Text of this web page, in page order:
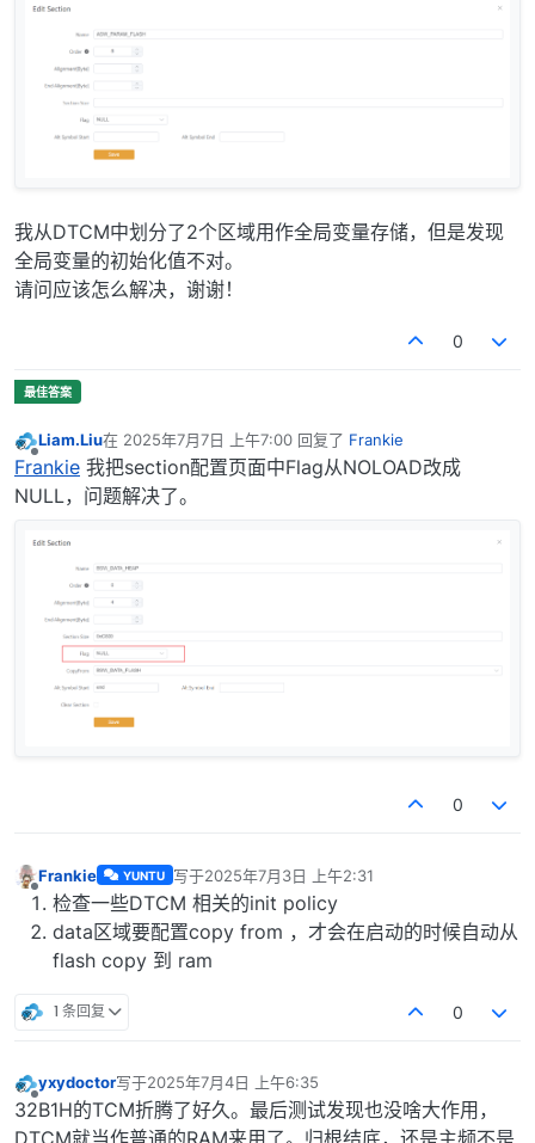
我从DTCM中划分了2个区域用作全局变量存储，但是发现
全局变量的初始化值不对。
请问应该怎么解决，谢谢！
0
离线
Liam.Liu在 2025年7月7日 上午7:00 回复了 Frankie
最后由 编辑
Frankie 我把section配置页面中Flag从NOLOAD改成
NULL，问题解决了。
0
离线
Frankie YUNTU 写于2025年7月3日 上午2:31
最后由 编辑
检查一些DTCM 相关的init policy
data区域要配置copy from ，才会在启动的时候自动从
flash copy 到 ram
1 条回复 0
离线
yxydoctor写于2025年7月4日 上午6:35
最后由 编辑
32B1H的TCM折腾了好久。最后测试发现也没啥大作用，
DTCM就当作普通的RAM来用了。归根结底，还是主频不是